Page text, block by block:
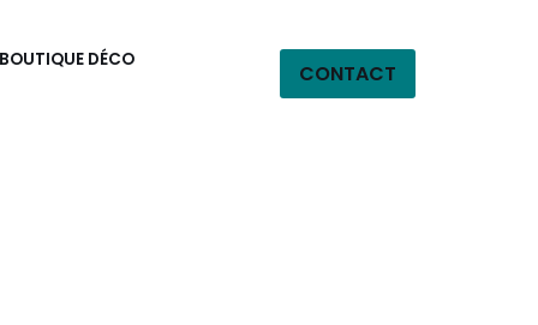
BOUTIQUE DÉCO
CONTACT